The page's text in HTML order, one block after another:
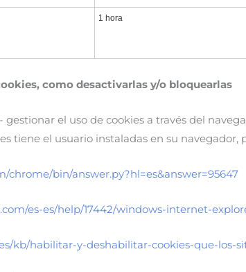
1 hora
como desactivarlas y/o bloquearlas
el uso de cookies a través del
tiene el usuario instaladas en su
chrome/bin/answer.py?hl=es&answer=95647
es-es/help/17442/windows-internet-
kb/habilitar-y-deshabilitar-cookies-que-los-